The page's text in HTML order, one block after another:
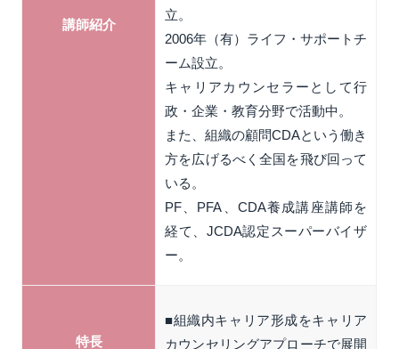
講師紹介
立。
2006年（有）ライフ・サポートチ
ーム設立。
キャリアカウンセラーとして行
政・企業・教育分野で活動中。
また、組織の顧問CDAという働き
方を広げるべく全国を飛び回って
いる。
PF、PFA、CDA養成講座講師を
経て、JCDA認定スーパーバイザ
ー。
特長
■組織内キャリア形成をキャリア
カウンセリングアプローチで展開